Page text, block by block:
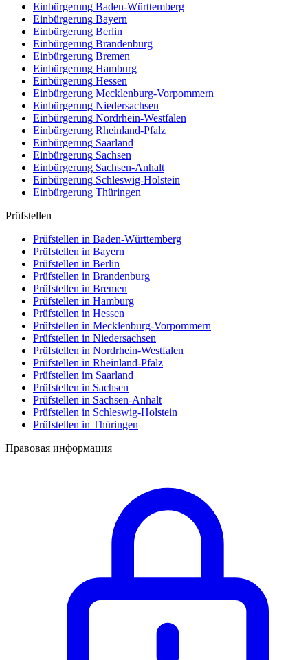
Einbürgerung Baden-Württemberg
Einbürgerung Bayern
Einbürgerung Berlin
Einbürgerung Brandenburg
Einbürgerung Bremen
Einbürgerung Hamburg
Einbürgerung Hessen
Einbürgerung Mecklenburg-Vorpommern
Einbürgerung Niedersachsen
Einbürgerung Nordrhein-Westfalen
Einbürgerung Rheinland-Pfalz
Einbürgerung Saarland
Einbürgerung Sachsen
Einbürgerung Sachsen-Anhalt
Einbürgerung Schleswig-Holstein
Einbürgerung Thüringen
Prüfstellen
Prüfstellen in Baden-Württemberg
Prüfstellen in Bayern
Prüfstellen in Berlin
Prüfstellen in Brandenburg
Prüfstellen in Bremen
Prüfstellen in Hamburg
Prüfstellen in Hessen
Prüfstellen in Mecklenburg-Vorpommern
Prüfstellen in Niedersachsen
Prüfstellen in Nordrhein-Westfalen
Prüfstellen in Rheinland-Pfalz
Prüfstellen im Saarland
Prüfstellen in Sachsen
Prüfstellen in Sachsen-Anhalt
Prüfstellen in Schleswig-Holstein
Prüfstellen in Thüringen
Правовая информация